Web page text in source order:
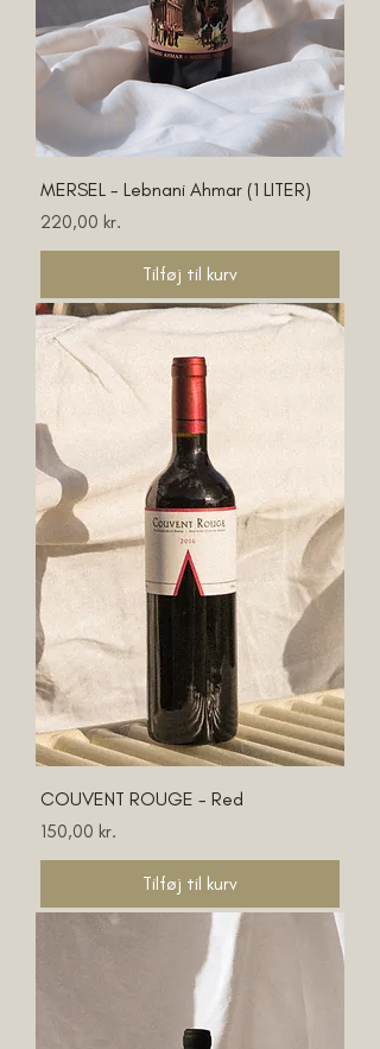
MERSEL - Lebnani Ahmar (1 LITER)
Pris
220,00 kr.
Tilføj til kurv
COUVENT ROUGE - Red
Pris
150,00 kr.
Tilføj til kurv